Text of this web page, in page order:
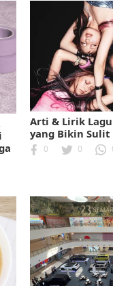
Arti & Lirik
yang Bikin Sulit
0 0